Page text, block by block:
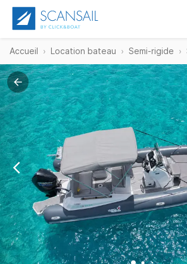
Accueil Location bateau Semi-rigide